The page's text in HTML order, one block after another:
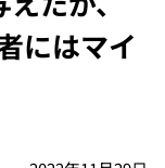
にはマイ